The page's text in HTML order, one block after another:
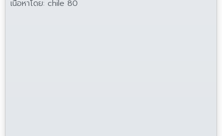
เนื้อหาโดย: chile 80